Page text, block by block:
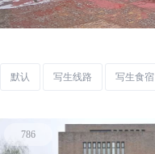
默认 写生线路 写生食宿
786